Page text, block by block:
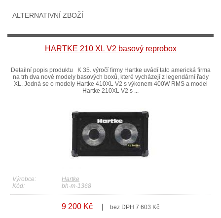
ALTERNATIVNÍ ZBOŽÍ
HARTKE 210 XL V2 basový reprobox
Detailní popis produktu K 35. výročí firmy Hartke uvádí tato americká firma
na trh dva nové modely basových boxů, které vycházejí z legendární řady
XL. Jedná se o modely Hartke 410XL V2 s výkonem 400W RMS a model
Hartke 210XL V2 s ...
Výrobce:
Hartke
Kód:
bh-m-1368
9 200 Kč bez DPH 7 603 Kč